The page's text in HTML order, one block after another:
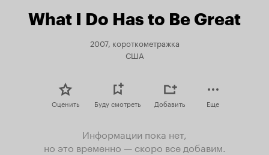
What I Do Has to Be Great
2007, короткометражка
США
Оценить Буду смотреть Добавить Еще
Информации пока нет,
но это временно — скоро все добавим.